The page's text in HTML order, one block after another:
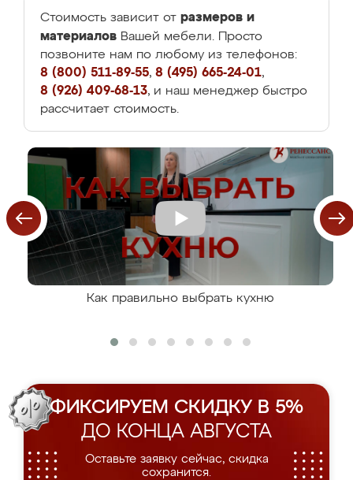
Стоимость зависит от размеров и
материалов Вашей мебели. Просто
позвоните нам по любому из телефонов:
8 (800) 511-89-55, 8 (495) 665-24-01,
8 (926) 409-68-13, и наш менеджер быстро
рассчитает стоимость.
Как правильно выбрать кухню
ФИКСИРУЕМ СКИДКУ В 5%
ДО КОНЦА АВГУСТА
Оставьте заявку сейчас, скидка
сохранится.